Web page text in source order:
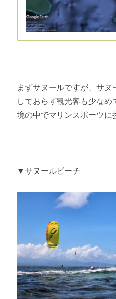
まずサヌールですが、サヌ
しておらず観光客も少なめ
境の中でマリンスポーツに
▼サヌールビーチ